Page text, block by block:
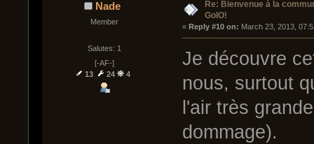
Nade
Member
Salutes: 1
[-AF-]
13
24 4
Re: Bienvenue à la
GoIO!
« Reply #10 on: March 23, 2013,
Je découvre
nous, surtout
l'air très
dommage).